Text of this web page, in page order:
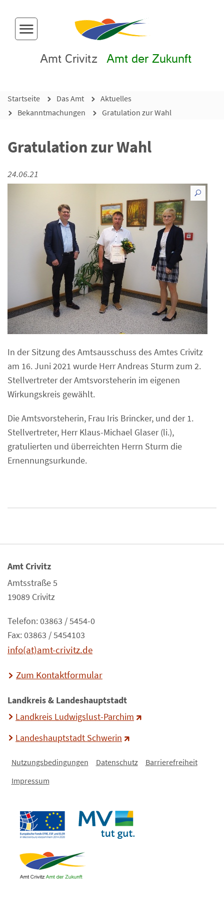
Menü-Button
Amt Crivitz Amt der Zukunft
Startseite Das Amt
Aktuelles
Bekanntmachungen
Gratulation zur Wahl
Gratulation zur Wahl
24.06.21
In der Sitzung des Amtsausschuss des Amtes Crivitz
am 16. Juni 2021 wurde Herr Andreas Sturm zum 2.
Stellvertreter der Amtsvorsteherin im eigenen
Wirkungskreis gewählt.
Die Amtsvorsteherin, Frau Iris Brincker, und der 1.
Stellvertreter, Herr Klaus-Michael Glaser (li.),
gratulierten und überreichten Herrn Sturm die
Ernennungsurkunde.
Amt Crivitz
Amtsstraße 5
19089 Crivitz
Telefon: 03863 / 5454-0
Fax: 03863 / 5454103
info(at)amt-crivitz.de
Zum Kontaktformular
Landkreis & Landeshauptstadt
Landkreis Ludwigslust-Parchim
Landeshauptstadt Schwerin
Nutzungsbedingungen Datenschutz
Barrierefreiheit
Impressum